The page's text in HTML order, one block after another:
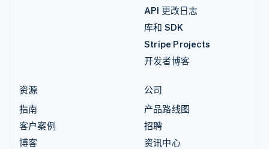
API 更改日志
库和 SDK
Stripe Projects
开发者博客
资源
指南
客户案例
博客
公司
产品路线图
招聘
资讯中心